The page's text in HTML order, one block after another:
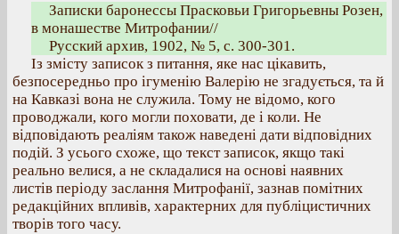
Записки баронессы Прасковьи Григорьевны Розен,
в монашестве Митрофании//
Русский архив, 1902, № 5, с. 300-301.
Із змісту записок з питання, яке нас цікавить,
безпосередньо про ігуменію Валерію не згадується, та й
на Кавказі вона не служила. Тому не відомо, кого
проводжали, кого могли поховати, де і коли. Не
відповідають реаліям також наведені дати відповідних
подій. З усього схоже, що текст записок, якщо такі
реально велися, а не складалися на основі наявних
листів періоду заслання Митрофанії, зазнав помітних
редакційних впливів, характерних для публіцистичних
творів того часу.